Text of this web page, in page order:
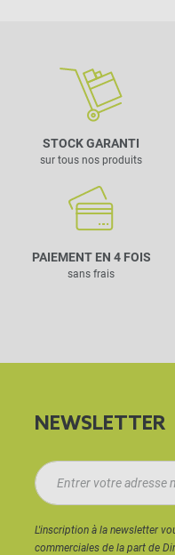
STOCK GARANTI
sur tous nos produits
PAIEMENT EN 4 FOIS
sans frais
NEWSLETTER
L'inscription à la newsletter
commerciales de la part de